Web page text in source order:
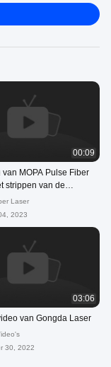
00:09
van MOPA Pulse Fiber
strippen van de
van een elektrische
Laser
2023
03:06
van Gongda Laser
30, 2022